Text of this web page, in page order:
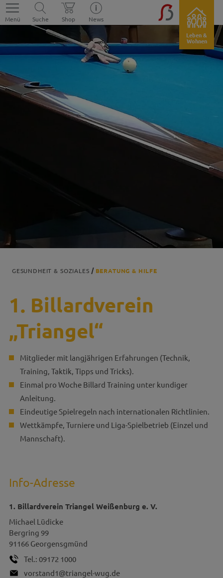
Menü Suche Shop
News
Leben &
Wohnen
GESUNDHEIT & SOZIALES BERATUNG & HILFE
1. Billardverein
„Triangel“
Mitglieder mit langjährigen Erfahrungen (Technik,
Training, Taktik, Tipps und Tricks).
Einmal pro Woche Billard Training unter kundiger
Anleitung.
Eindeutige Spielregeln nach internationalen Richtlinien.
Wettkämpfe, Turniere und Liga-Spielbetrieb (Einzel und
Mannschaft).
Info-Adresse
1. Billardverein Triangel Weißenburg e. V.
Michael Lüdicke
Bergring 99
91166 Georgensgmünd
Tel.: 09172 1000
vorstand1@triangel-wug.de